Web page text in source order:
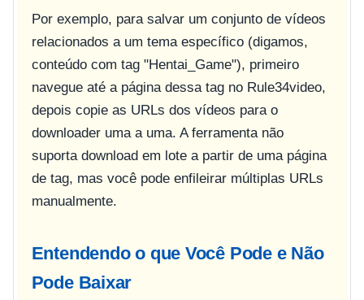
Por exemplo, para salvar um conjunto de vídeos
relacionados a um tema específico (digamos,
conteúdo com tag "Hentai_Game"), primeiro
navegue até a página dessa tag no Rule34video,
depois copie as URLs dos vídeos para o
downloader uma a uma. A ferramenta não
suporta download em lote a partir de uma página
de tag, mas você pode enfileirar múltiplas URLs
manualmente.
Entendendo o que Você Pode e Não
Pode Baixar